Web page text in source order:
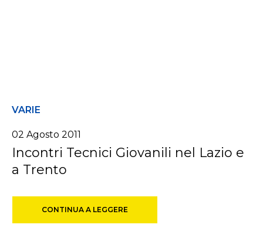
VARIE
02 Agosto 2011
Incontri Tecnici Giovanili nel Lazio e
a Trento
CONTINUA A LEGGERE